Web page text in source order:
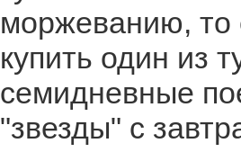
моржеванию, то
купить один из
семидневные
"звезды" с